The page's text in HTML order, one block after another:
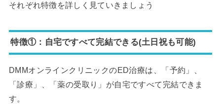
それぞれ特徴を詳しく見ていきましょう
特徴①：自宅ですべて完結できる(土日祝も可能)
DMMオンラインクリニックのED治療は、「予約」、
「診療」、「薬の受取り」が自宅ですべて完結できま
す。